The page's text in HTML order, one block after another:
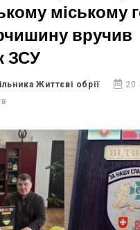
міському
вручив
ЗСУ
Життєві обрії
20